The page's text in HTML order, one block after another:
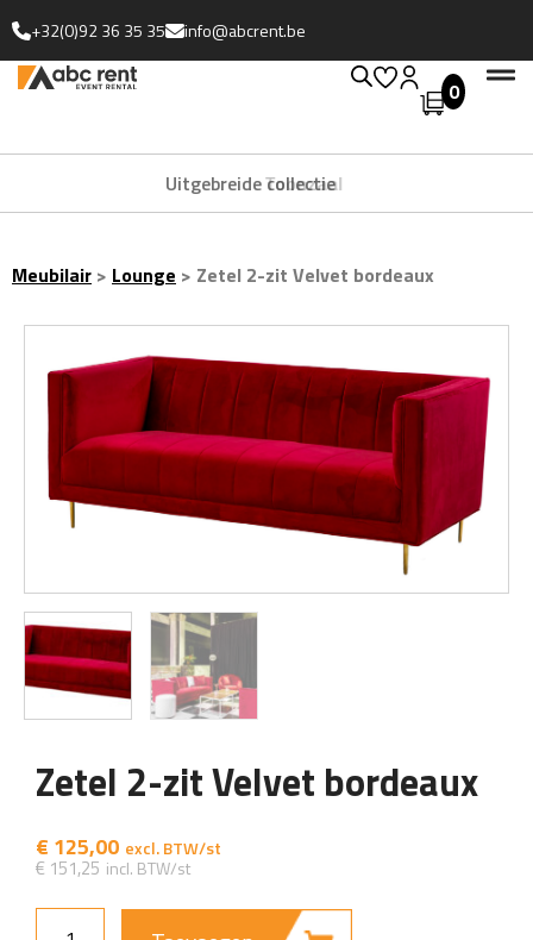
+32(0)92 36 35 35 info@abcrent.be
0
Uitgebreide collectie
Meubilair > Lounge > Zetel 2-zit Velvet bordeaux
Zetel 2-zit Velvet bordeaux
€ 125,00
€ 151,25